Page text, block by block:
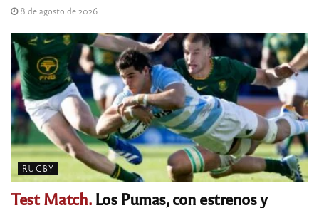
8 de agosto de 2026
RUGBY
Test Match.Los Pumas, con estrenos y